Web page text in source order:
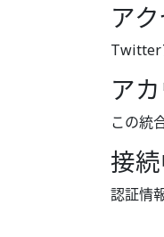
ア
Twitter
ア
この統
接
認証情